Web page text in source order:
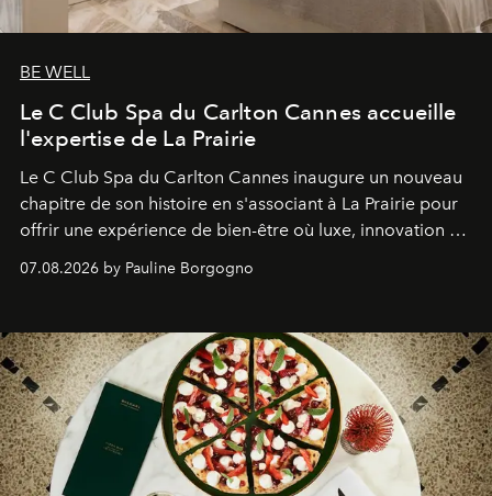
BE WELL
Le C Club Spa du Carlton Cannes accueille
l'expertise de La Prairie
Le C Club Spa du Carlton Cannes inaugure un nouveau
chapitre de son histoire en s'associant à La Prairie pour
offrir une expérience de bien-être où luxe, innovation et
expertise se rencontrent.
07.08.2026 by Pauline Borgogno